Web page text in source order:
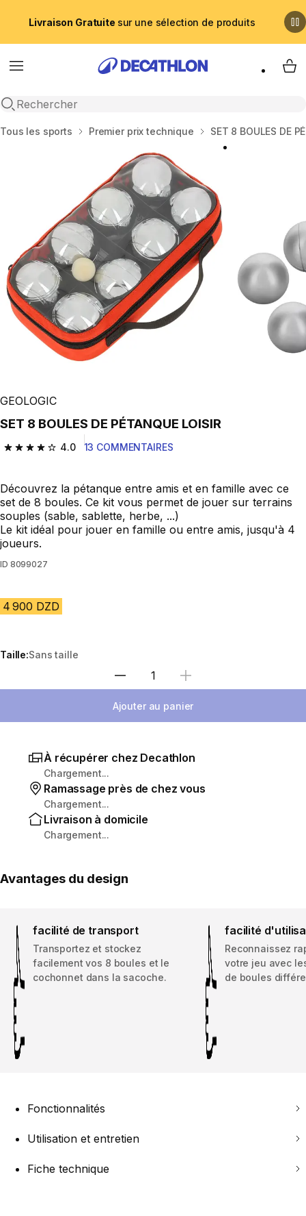
Livraison Gratuite sur une sélection de produits
Menu
Recherche ouverte
My
Accueil
Tous les sports Premier prix technique SET 8 BOULES DE
Play Video
GEOLOGIC
SET 8 BOULES DE PÉTANQUE LOISIR
4.0
4.0 out of 5 stars from 13 reviews
13 COMMENTAIRES
Découvrez la pétanque entre amis et en famille avec ce
set de 8 boules. Ce kit vous permet de jouer sur terrains
souples (sable, sablette, herbe, ...)
Le kit idéal pour jouer en famille ou entre amis, jusqu'à 4
joueurs.
ID 8099027
4 900 DZD
Taille:Sans taille
Sélectionnez la quantité
Ajouter au panier
À récupérer chez Decathlon
Chargement...
Ramassage près de chez vous
Chargement...
Livraison à domicile
Chargement...
Avantages du design
facilité de transport
Transportez et stockez
facilement vos 8 boules et le
cochonnet dans la sacoche.
facilité
Reconnaissez
votre jeu avec
de boules
Fonctionnalités
Utilisation et entretien
Fiche technique